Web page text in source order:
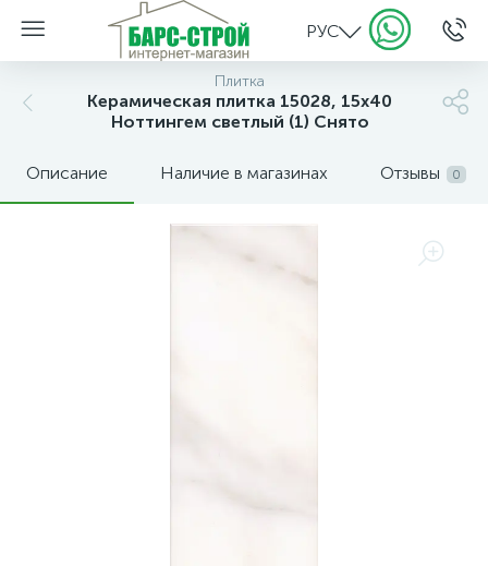
РУС
Плитка
Керамическая плитка 15028, 15х40
Ноттингем светлый (1) Снято
Описание Наличие в магазинах Отзывы 0